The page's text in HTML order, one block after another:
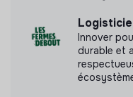
Innover
durable et